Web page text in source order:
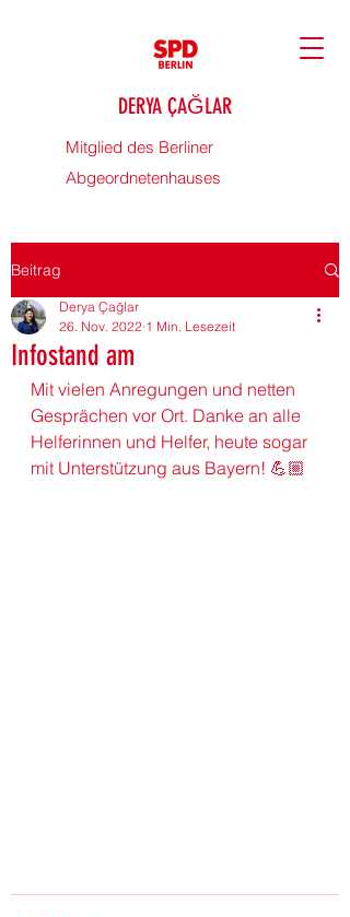
DERYA ÇAĞLAR
Mitglied des Berliner
Abgeordnetenhauses
Beitrag
Infostand am
Derya Çağlar
26. Nov. 2022 1 Min. Lesezeit
Mit vielen Anregungen und netten
Gesprächen vor Ort. Danke an alle
Helferinnen und Helfer, heute sogar
mit Unterstützung aus Bayern! 💪🏼